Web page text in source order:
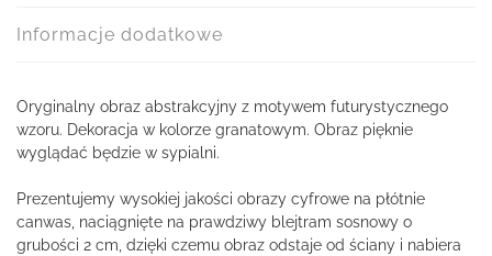
Informacje dodatkowe
Oryginalny obraz abstrakcyjny z motywem futurystycznego
wzoru. Dekoracja w kolorze granatowym. Obraz pięknie
wyglądać będzie w sypialni.
Prezentujemy wysokiej jakości obrazy cyfrowe na płótnie
canwas, naciągnięte na prawdziwy blejtram sosnowy o
grubości 2 cm, dzięki czemu obraz odstaje od ściany i nabiera